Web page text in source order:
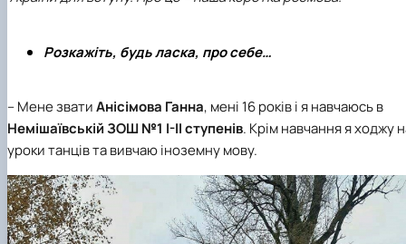
Розкажіть, будь ласка, про себе…
– Мене зватиАнісімова Ганна, мені 16 років і я навчаюсь в
Немішаївській ЗОШ №1 I-II ступенів. Крім навчання я ходжу
уроки танців та вивчаю іноземну мову.